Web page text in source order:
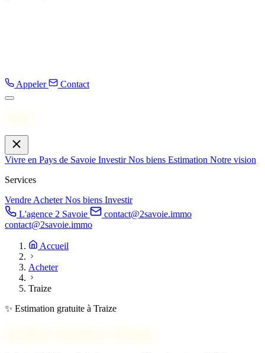
Appeler Contact
Vivre en Pays de Savoie InvestirNos biens Estimation Notre vision
Services
VendreAcheterNos biens Investir
L'agence 2 Savoie
contact@2savoie.immo
contact@2savoie.immo
Accueil
Acheter
Traize
✨ Estimation gratuite à Traize